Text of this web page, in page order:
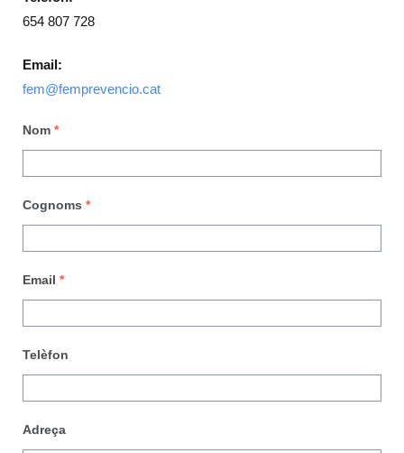
654 807 728
Email:
fem@femprevencio.cat
Nom *
Cognoms *
Email *
Telèfon
Adreça